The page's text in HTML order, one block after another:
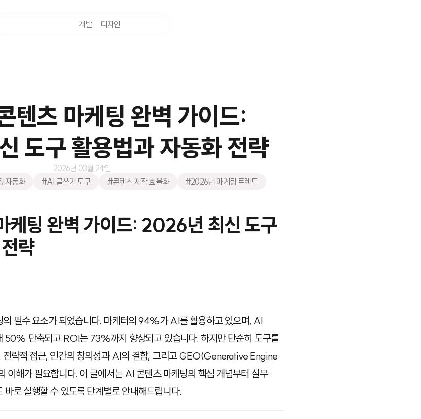
개발 디자인
텐츠 마케팅 완벽 가이드:
도구 활용법과 자동화 전략
2026년 03월 24일
자동화 #AI 글쓰기 도구 #콘텐츠 제작 효율화 #2026년 마케팅 트렌드
케팅 완벽 가이드: 2026년 최신 도구
략
필수 요소가 되었습니다. 마케터의 94%가 AI를 활용하고 있으며, AI
50% 단축되고 ROI는 73%까지 향상되고 있습니다. 하지만 단순히 도구를
전략적 접근, 인간의 창의성과 AI의 결합, 그리고 GEO(Generative Engine
해가 필요합니다. 이 글에서는 AI 콘텐츠 마케팅의 핵심 개념부터 실무
로 실행할 수 있도록 단계별로 안내해드립니다.